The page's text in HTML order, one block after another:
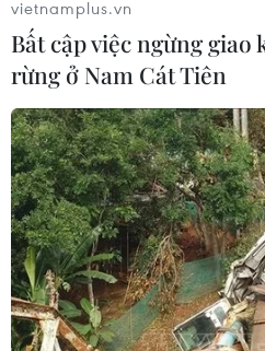
vietnamplus.vn
Bất cập việc ngừng giao
rừng ở Nam Cát Tiên